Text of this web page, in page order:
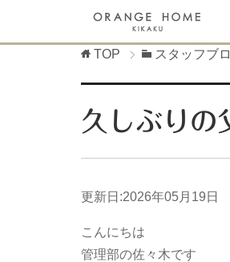
TOP スタッフブ
久しぶりの
更新日:2026年05月19日
こんにちは
管理部の佐々木です